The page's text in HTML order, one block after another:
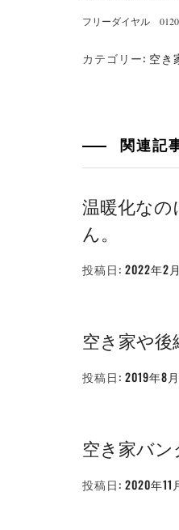
フリーダイヤル
カテゴリー: 空き
関連記
温暖化な
ん。
投稿日: 2022年2
空き家や後
投稿日: 2019年8
空き家バン
投稿日: 2020年11